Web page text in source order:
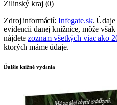
Žilinský kraj (0)
Zdroj informácií: Infogate.sk.
evidencii danej knižnice, môže
nájdete zoznam všetkých viac ako
ktorých máme údaje.
Ďalšie knižné vydania